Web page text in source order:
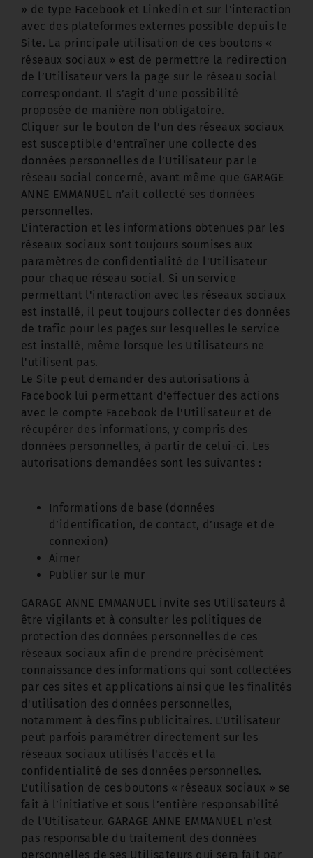
» de type Facebook et Linkedin et sur l’interaction
avec des plateformes externes possible depuis le
Site. La principale utilisation de ces boutons «
réseaux sociaux » est de permettre la redirection
de l’Utilisateur vers la page sur le réseau social
correspondant. Il s’agit d’une possibilité
proposée de manière non obligatoire.
Cliquer sur le bouton de l’un des réseaux sociaux
est susceptible d'entraîner une collecte des
données personnelles de l’Utilisateur par le
réseau social concerné, avant même que GARAGE
ANNE EMMANUEL n’ait collecté ses données
personnelles.
L'interaction et les informations obtenues par les
réseaux sociaux sont toujours soumises aux
paramètres de confidentialité de l'Utilisateur
pour chaque réseau social. Si un service
permettant l'interaction avec les réseaux sociaux
est installé, il peut toujours collecter des données
de trafic pour les pages sur lesquelles le service
est installé, même lorsque les Utilisateurs ne
l'utilisent pas.
Le Site peut demander des autorisations à
Facebook lui permettant d'effectuer des actions
avec le compte Facebook de l'Utilisateur et de
récupérer des informations, y compris des
données personnelles, à partir de celui-ci. Les
autorisations demandées sont les suivantes :
Informations de base (données
d’identification, de contact, d’usage et de
connexion)
Aimer
Publier sur le mur
GARAGE ANNE EMMANUEL invite ses Utilisateurs à
être vigilants et à consulter les politiques de
protection des données personnelles de ces
réseaux sociaux afin de prendre précisément
connaissance des informations qui sont collectées
par ces sites et applications ainsi que les finalités
d'utilisation des données personnelles,
notamment à des fins publicitaires. L’Utilisateur
peut parfois paramétrer directement sur les
réseaux sociaux utilisés l'accès et la
confidentialité de ses données personnelles.
L’utilisation de ces boutons « réseaux sociaux » se
fait à l’initiative et sous l’entière responsabilité
de l’Utilisateur. GARAGE ANNE EMMANUEL n’est
pas responsable du traitement des données
personnelles de ses Utilisateurs qui sera fait par